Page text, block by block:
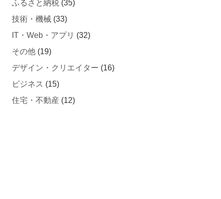
技術・機械(33)
IT・Web・アプリ
その他(19)
デザイン・クリエイター
ビジネス (15)
住宅・不動産